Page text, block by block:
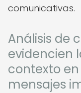
comunicativas.
Análisis de
evidencien
contexto
mensajes